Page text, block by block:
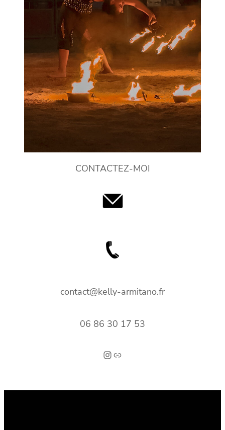
CONTACTEZ-MOI
contact@kelly-armitano.fr
06 86 30 17 53
Instagram
Link